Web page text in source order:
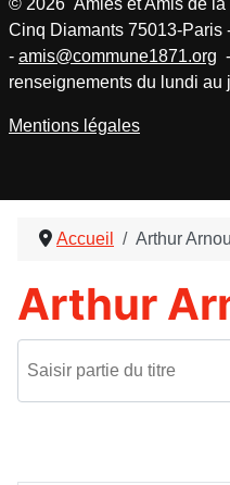
Accueil Arthur
Arthur
© 2026 Amies et Amis de
Cinq Diamants 75013-Paris
- amis@commune1871.org
renseignements du lundi au
Mentions légales